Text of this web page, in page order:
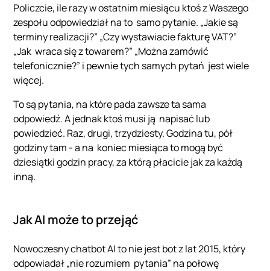
Policzcie, ile razy w ostatnim miesiącu ktoś z Waszego
zespołu odpowiedział na to samo pytanie. „Jakie są
terminy realizacji?” „Czy wystawiacie fakturę VAT?”
„Jak wraca się z towarem?” „Można zamówić
telefonicznie?” i pewnie tych samych pytań jest wiele
więcej.
To są pytania, na które pada zawsze ta sama
odpowiedź. A jednak ktoś musi ją napisać lub
powiedzieć. Raz, drugi, trzydziesty. Godzina tu, pół
godziny tam - a na koniec miesiąca to mogą być
dziesiątki godzin pracy, za którą płacicie jak za każdą
inną.
Jak AI może to przejąć
Nowoczesny chatbot AI to nie jest bot z lat 2015, który
odpowiadał „nie rozumiem pytania” na połowę